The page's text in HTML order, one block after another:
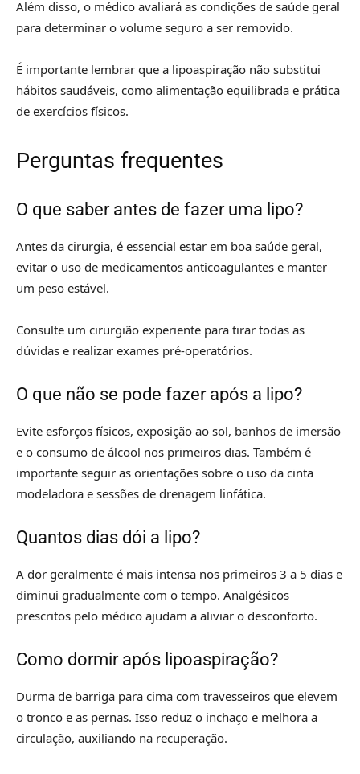
Além disso, o médico avaliará as condições de saúde geral
para determinar o volume seguro a ser removido.
É importante lembrar que a lipoaspiração não substitui
hábitos saudáveis, como alimentação equilibrada e prática
de exercícios físicos.
Perguntas frequentes
O que saber antes de fazer uma lipo?
Antes da cirurgia, é essencial estar em boa saúde geral,
evitar o uso de medicamentos anticoagulantes e manter
um peso estável.
Consulte um cirurgião experiente para tirar todas as
dúvidas e realizar exames pré-operatórios.
O que não se pode fazer após a lipo?
Evite esforços físicos, exposição ao sol, banhos de imersão
e o consumo de álcool nos primeiros dias. Também é
importante seguir as orientações sobre o uso da cinta
modeladora e sessões de drenagem linfática.
Quantos dias dói a lipo?
A dor geralmente é mais intensa nos primeiros 3 a 5 dias e
diminui gradualmente com o tempo. Analgésicos
prescritos pelo médico ajudam a aliviar o desconforto.
Como dormir após lipoaspiração?
Durma de barriga para cima com travesseiros que elevem
o tronco e as pernas. Isso reduz o inchaço e melhora a
circulação, auxiliando na recuperação.